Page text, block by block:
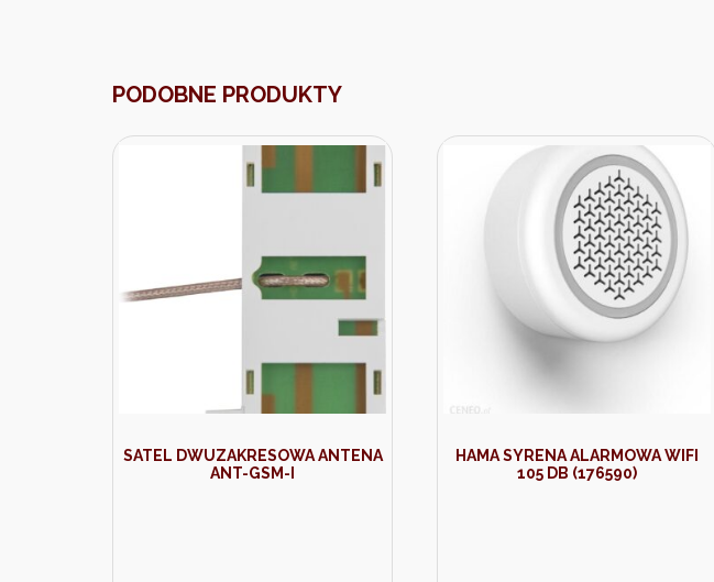
PODOBNE PRODUKTY
SATEL DWUZAKRESOWA ANTENA
ANT-GSM-I
HAMA SYRENA ALARMOWA WIFI
105 DB (176590)